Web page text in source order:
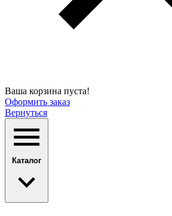
Ваша корзина пуста!
Оформить заказ
Вернуться
Каталог